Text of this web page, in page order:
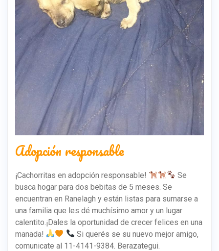
Adopción responsable
¡Cachorritas en adopción responsable!
Se
busca hogar para dos bebitas de 5 meses. Se
encuentran en Ranelagh y están listas para sumarse a
una familia que les dé muchísimo amor y un lugar
calentito.¡Dales la oportunidad de crecer felices en una
manada!
Si querés se su nuevo mejor amigo,
comunicate al 11-4141-9384. Berazategui.